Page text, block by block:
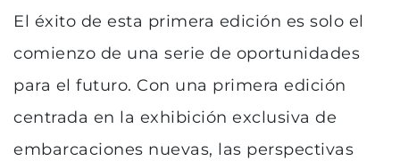
El éxito de esta primera edición es solo el
comienzo de una serie de oportunidades
para el futuro. Con una primera edición
centrada en la exhibición exclusiva de
embarcaciones nuevas, las perspectivas